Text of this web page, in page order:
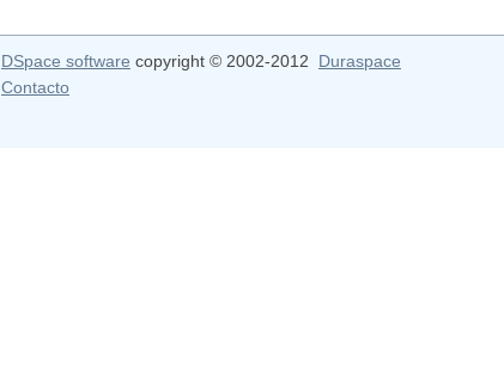
DSpace software copyright © 2002-2012 Duraspace
Contacto